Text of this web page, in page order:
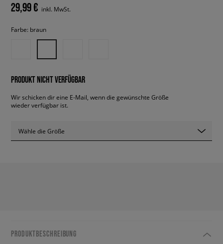
29,99 € inkl. MwSt.
Farbe: braun
PRODUKT NICHT VERFÜGBAR
Wir schicken dir eine E-Mail, wenn die gewünschte Größe
wieder verfügbar ist.
Wähle die Größe
PRODUKTBESCHREIBUNG